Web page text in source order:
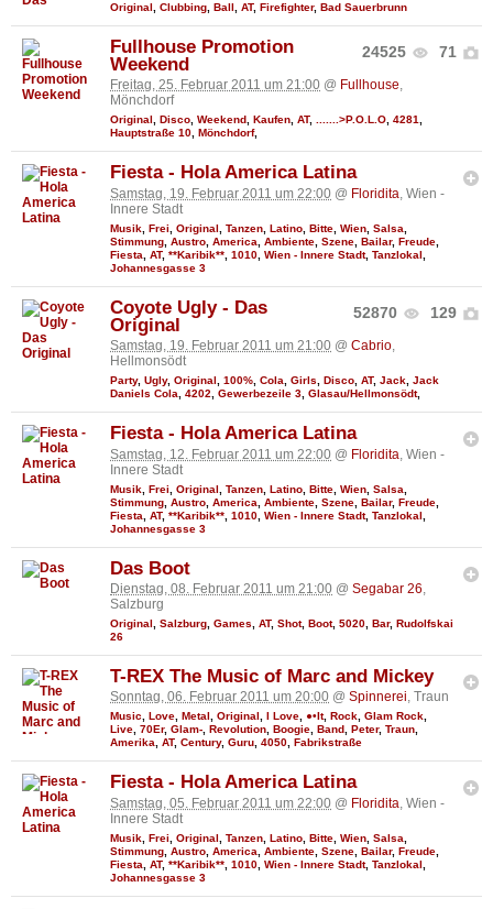
Original Clubbing Ball AT, Firefighter, Bad Sauerbrunn
24525 71
Fullhouse Promotion
Weekend
Freitag, 25. Februar 2011 um 21:00 @ Fullhouse,
Mönchdorf
Original , Disco, Weekend, Kaufen, AT, .......>P.O.L.O, 4281,
Hauptstraße 10, Mönchdorf,
Fiesta - Hola America Latina
Samstag, 19. Februar 2011 um 22:00 @ Floridita, Wien -
Innere Stadt
Musik Frei Original Tanzen Latino Bitte Wien Salsa
Stimmung Austro America Ambiente Szene Bailar, Freude
Fiesta
AT, **Karibik** 1010 Wien - Innere Stadt, Tanzlokal
Johannesgasse 3
52870 129
Coyote Ugly - Das
Original
Samstag, 19. Februar 2011 um 21:00 @ Cabrio,
Hellmonsödt
Party, Ugly, Original 100% Cola Girls Disco AT, Jack Jack
Daniels Cola
4202 Gewerbezeile 3 Glasau/Hellmonsödt,
Fiesta - Hola America Latina
Samstag, 12. Februar 2011 um 22:00 @ Floridita , Wien -
Innere Stadt
Musik Frei Original Tanzen Latino Bitte Wien Salsa
Stimmung Austro America Ambiente Szene Bailar, Freude
Fiesta
AT, **Karibik** 1010 Wien - Innere Stadt, Tanzlokal
Johannesgasse 3
Das Boot
Dienstag, 08. Februar 2011 um 21:00 @ Segabar 26,
Salzburg
Original Salzburg Games AT, Shot, Boot, 5020 Bar, Rudolfskai
26
T-REX The Music of Marc and Mickey
Sonntag, 06. Februar 2011 um 20:00 @ Spinnerei, Traun
Music, Love, Metal, Original, I Love, ●•It, Rock, Glam Rock,
Live, 70Er, Glam-, Revolution, Boogie, Band, Peter, Traun,
Amerika, AT, Century, Guru, 4050, Fabrikstraße
Fiesta - Hola America Latina
Samstag, 05. Februar 2011 um 22:00 @ Floridita , Wien -
Innere Stadt
Musik Frei Original Tanzen Latino Bitte Wien Salsa
Stimmung Austro America Ambiente Szene Bailar, Freude
Fiesta
AT, **Karibik** 1010 Wien - Innere Stadt, Tanzlokal
Johannesgasse 3